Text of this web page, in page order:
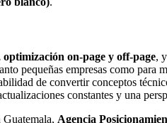
on-page y off-page,
pequeñas empresas como para
de convertir conceptos
constantes y una
Agencia